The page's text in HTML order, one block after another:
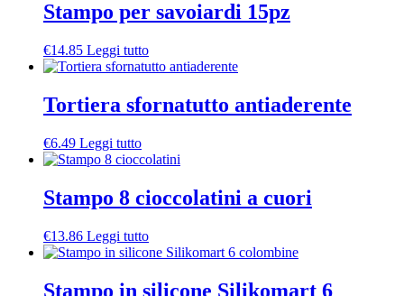
Stampo per savoiardi 15pz
€14.85 Leggi tutto
Tortiera sfornatutto antiaderente
€6.49 Leggi tutto
Stampo 8 cioccolatini a cuori
€13.86 Leggi tutto
Stampo in silicone Silikomart 6